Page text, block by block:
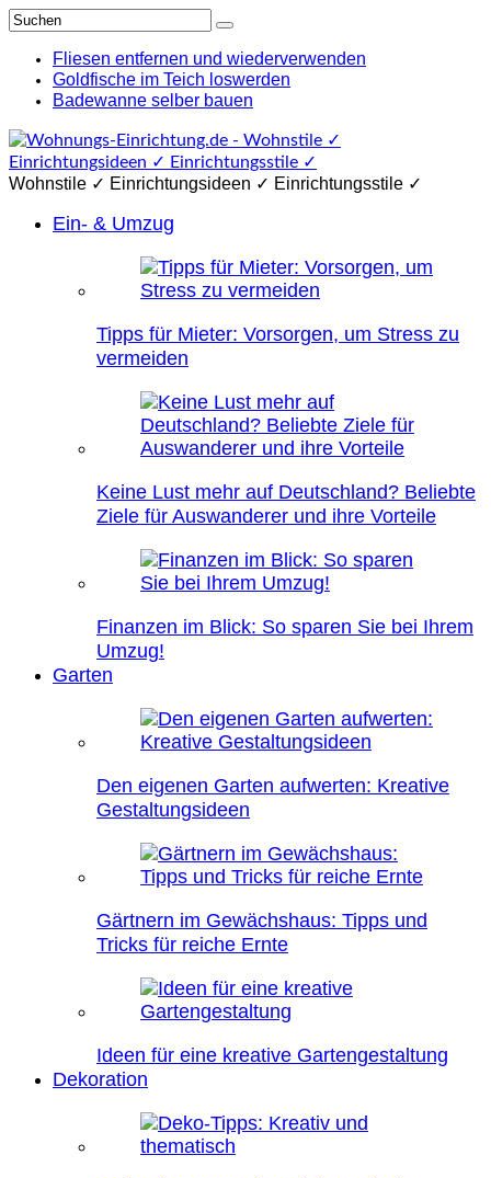
Fliesen entfernen und wiederverwenden
Goldfische im Teich loswerden
Badewanne selber bauen
Wohnstile ✓ Einrichtungsideen ✓ Einrichtungsstile ✓
Ein- & Umzug
Tipps für Mieter: Vorsorgen, um Stress zu
vermeiden
Keine Lust mehr auf Deutschland? Beliebte
Ziele für Auswanderer und ihre Vorteile
Finanzen im Blick: So sparen Sie bei Ihrem
Umzug!
Garten
Den eigenen Garten aufwerten: Kreative
Gestaltungsideen
Gärtnern im Gewächshaus: Tipps und
Tricks für reiche Ernte
Ideen für eine kreative Gartengestaltung
Dekoration